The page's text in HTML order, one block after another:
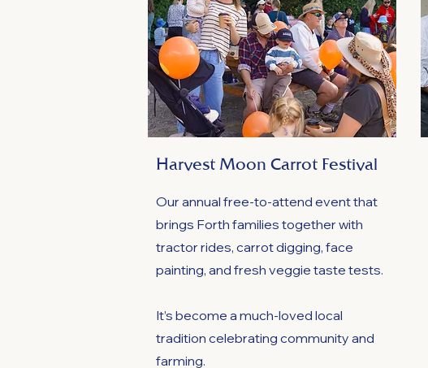
Harvest Moon Carrot Festival
Our annual free-to-attend event that
brings Forth families together with
tractor rides, carrot digging, face
painting, and fresh veggie taste tests.
It’s become a much-loved local
tradition celebrating community and
farming.